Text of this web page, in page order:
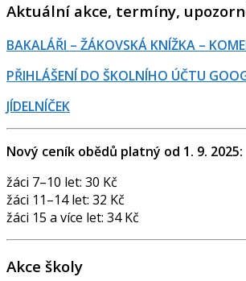
Aktuální akce, termíny,
BAKALÁŘI – ŽÁKOVSKÁ KNÍŽKA –
PŘIHLÁŠENÍ DO ŠKOLNÍHO ÚČTU
JÍDELNÍČEK
Nový ceník obědů platný od 1. 9. 2025:
žáci 7–10 let: 30 Kč
žáci 11–14 let: 32 Kč
žáci 15 a více let: 34 Kč
Akce školy